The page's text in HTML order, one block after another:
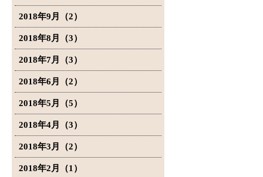
2018年9月（2）
2018年8月（3）
2018年7月（3）
2018年6月（2）
2018年5月（5）
2018年4月（3）
2018年3月（2）
2018年2月（1）